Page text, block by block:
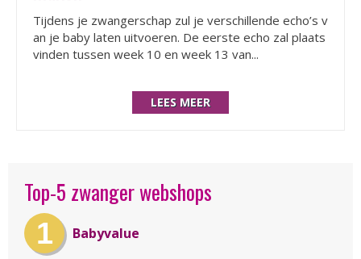
Tijdens je zwangerschap zul je verschillende echo’s v
an je baby laten uitvoeren. De eerste echo zal plaats
vinden tussen week 10 en week 13 van...
LEES MEER
Top-5 zwanger webshops
1 Babyvalue